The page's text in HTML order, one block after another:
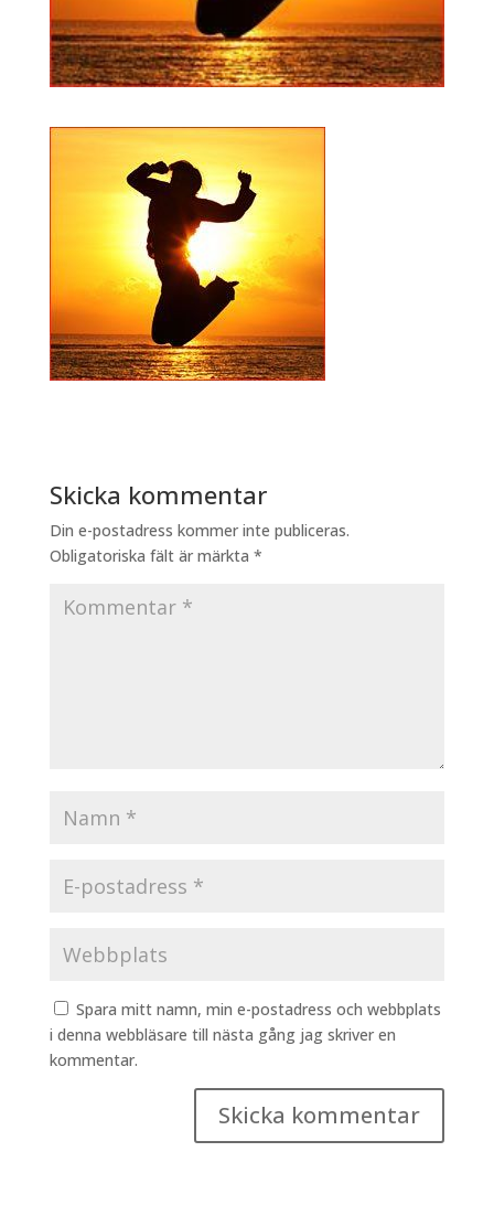
Skicka kommentar
Din e-postadress kommer inte publiceras.
Obligatoriska fält är märkta *
Spara mitt namn, min e-postadress och webbplats
i denna webbläsare till nästa gång jag skriver en
kommentar.